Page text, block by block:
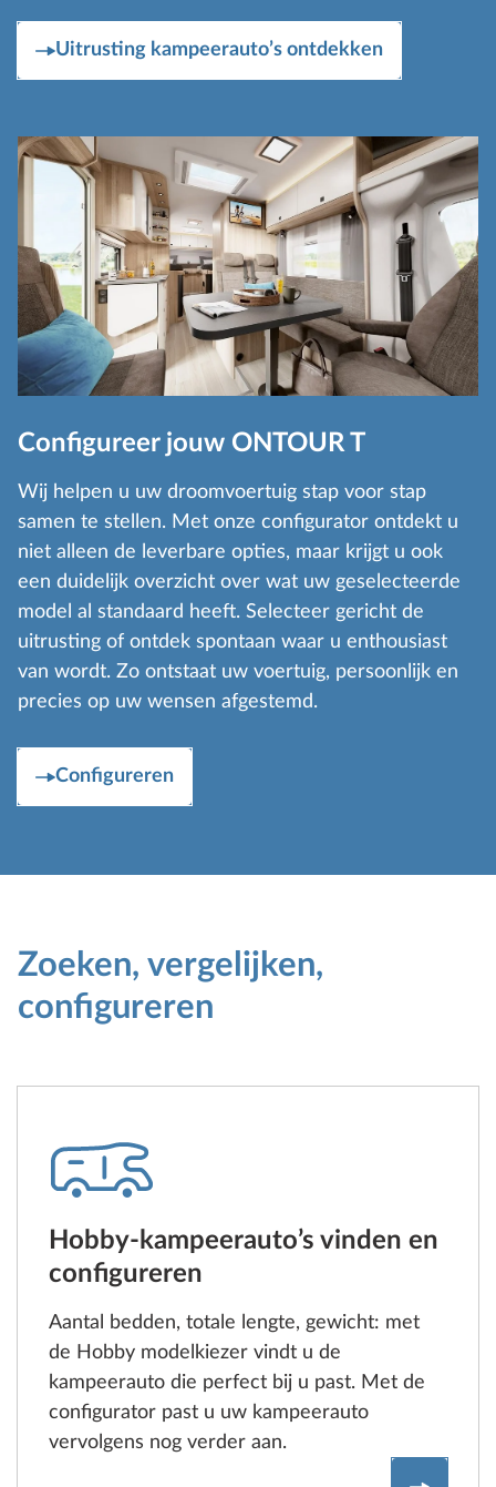
Uitrusting kampeerauto’s ontdekken
Configureer jouw ONTOUR T
Wij helpen u uw droomvoertuig stap voor stap
samen te stellen. Met onze configurator ontdekt u
niet alleen de leverbare opties, maar krijgt u ook
een duidelijk overzicht over wat uw geselecteerde
model al standaard heeft. Selecteer gericht de
uitrusting of ontdek spontaan waar u enthousiast
van wordt. Zo ontstaat uw voertuig, persoonlijk en
precies op uw wensen afgestemd.
Configureren
Zoeken, vergelijken,
configureren
Hobby-kampeerauto’s vinden en
configureren
Aantal bedden, totale lengte, gewicht: met
de Hobby modelkiezer vindt u de
kampeerauto die perfect bij u past. Met de
configurator past u uw kampeerauto
vervolgens nog verder aan.